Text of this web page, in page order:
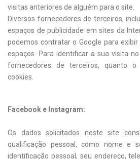
visitas anteriores de alguém para o site.
Diversos fornecedores de terceiros,
espaços de publicidade em sites da
podemos contratar o Google para
espaços. Para identificar a sua visita
fornecedores de terceiros, quanto o
cookies.
Facebook e Instagram:
Os dados solicitados neste site
qualificação pessoal, como nome e
identificação pessoal, seu endereço,